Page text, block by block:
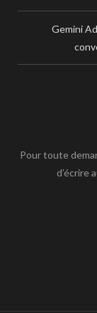
Gemini
Pour toute
d’écrire